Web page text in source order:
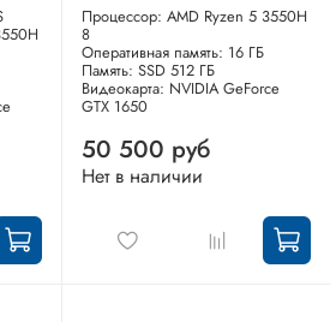
Процессор: AMD Ryzen 5 3550H
8
Оперативная память: 16 ГБ
Память: SSD 512 ГБ
Видеокарта: NVIDIA GeForce
GTX 1650
50 500 руб
Нет в наличии